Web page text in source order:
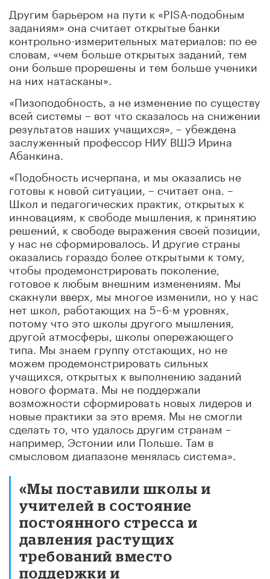
Другим барьером на пути к «PISA-подобным
заданиям» она считает открытые банки
контрольно-измерительных материалов: по ее
словам, «чем больше открытых заданий, тем
они больше прорешены и тем больше ученики
на них натасканы».
«Пизоподобность, а не изменение по существу
всей системы – вот что сказалось на снижении
результатов наших учащихся», – убеждена
заслуженный профессор НИУ ВШЭ Ирина
Абанкина.
«Подобность исчерпана, и мы оказались не
готовы к новой ситуации, – считает она. –
Школ и педагогических практик, открытых к
инновациям, к свободе мышления, к принятию
решений, к свободе выражения своей позиции,
у нас не сформировалось. И другие страны
оказались гораздо более открытыми к тому,
чтобы продемонстрировать поколение,
готовое к любым внешним изменениям. Мы
скакнули вверх, мы многое изменили, но у нас
нет школ, работающих на 5–6-м уровнях,
потому что это школы другого мышления,
другой атмосферы, школы опережающего
типа. Мы знаем группу отстающих, но не
можем продемонстрировать сильных
учащихся, открытых к выполнению заданий
нового формата. Мы не поддержали
возможности сформировать новых лидеров и
новые практики за это время. Мы не смогли
сделать то, что удалось другим странам –
например, Эстонии или Польше. Там в
смысловом диапазоне менялась система».
«Мы поставили школы и
учителей в состояние
постоянного стресса и
давления растущих
требований вместо
поддержки и